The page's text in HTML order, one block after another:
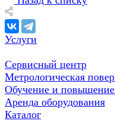
Услуги
Сервисный центр
Метрологическая
Обучение и
Аренда оборудования
Каталог